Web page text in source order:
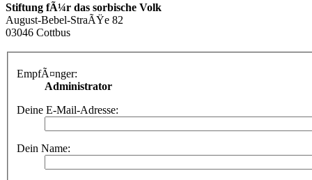
Stiftung fÃ¼r das sorbische Volk
August-Bebel-StraÃŸe 82
03046 Cottbus
EmpfÃ¤nger:
Administrator
Deine E-Mail-Adresse:
Dein Name: